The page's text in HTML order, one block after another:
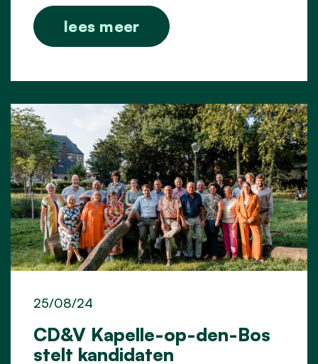
lees meer
CD&V Kapelle-op-den-Bos
stelt kandidaten
25/08/24